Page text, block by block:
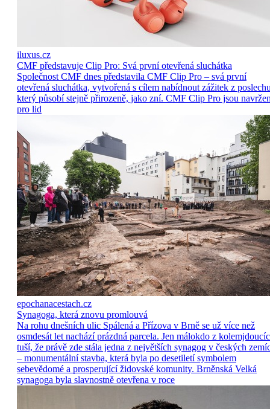
iluxus.cz
CMF představuje Clip Pro: Svá první otevřená sluchátka
Společnost CMF dnes představila CMF Clip Pro – svá první
otevřená sluchátka, vytvořená s cílem nabídnout zážitek z
který působí stejně přirozeně, jako zní. CMF Clip Pro jsou
pro lid
epochanacestach.cz
Synagoga, která znovu promlouvá
Na rohu dnešních ulic Spálená a Přízova v Brně se už více než
osmdesát let nachází prázdná parcela. Jen málokdo z
tuší, že právě zde stála jedna z největších synagog v českých
– monumentální stavba, která byla po desetiletí symbolem
sebevědomé a prosperující židovské komunity. Brněnská Velká
synagoga byla slavnostně otevřena v roce